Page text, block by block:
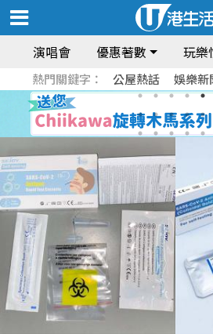
演唱會 優惠著數 玩樂
熱門關鍵字： 公屋熱話 娛樂新